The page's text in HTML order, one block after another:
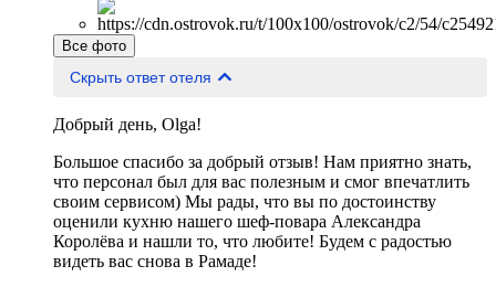
Все фото
Скрыть ответ отеля
Добрый день, Olga!
Большое спасибо за добрый отзыв! Нам приятно знать,
что персонал был для вас полезным и смог впечатлить
своим сервисом) Мы рады, что вы по достоинству
оценили кухню нашего шеф-повара Александра
Королёва и нашли то, что любите! Будем с радостью
видеть вас снова в Рамаде!